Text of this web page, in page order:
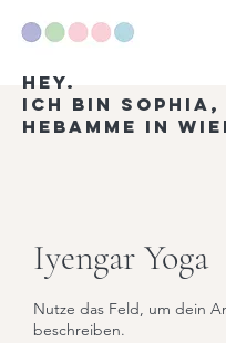
hey.
Ich bin Sophia,
Hebamme in
Iyengar Yoga
Nutze das Feld, um dein
beschreiben.